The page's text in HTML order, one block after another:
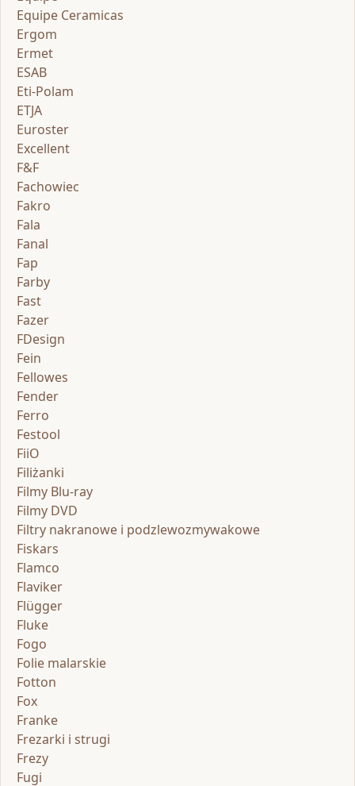
Equipe Ceramicas
Ergom
Ermet
ESAB
Eti-Polam
ETJA
Euroster
Excellent
F&F
Fachowiec
Fakro
Fala
Fanal
Fap
Farby
Fast
Fazer
FDesign
Fein
Fellowes
Fender
Ferro
Festool
FiiO
Filiżanki
Filmy Blu-ray
Filmy DVD
Filtry nakranowe i podzlewozmywakowe
Fiskars
Flamco
Flaviker
Flügger
Fluke
Fogo
Folie malarskie
Fotton
Fox
Franke
Frezarki i strugi
Frezy
Fugi